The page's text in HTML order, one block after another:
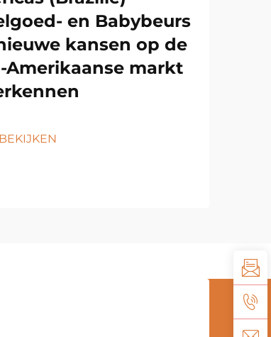
en Babybeurs
kansen op de
Amerikaanse markt